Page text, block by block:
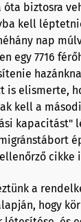
óta biztosra
kell
nap
egy 7716
is elismerte,
kell a
kapacitást"
cikke
a
hogy